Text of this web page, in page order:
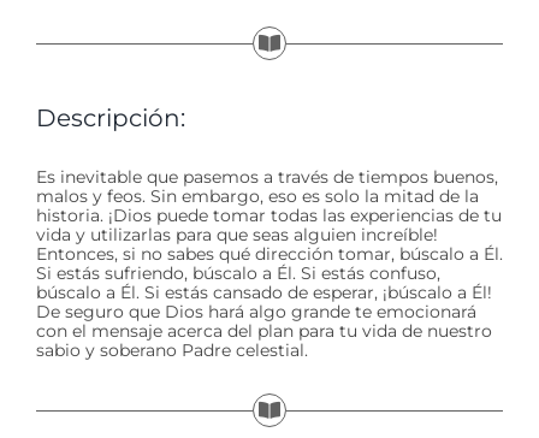
Descripción:
Es inevitable que pasemos a través de tiempos buenos,
malos y feos. Sin embargo, eso es solo la mitad de la
historia. ¡Dios puede tomar todas las experiencias de tu
vida y utilizarlas para que seas alguien increíble!
Entonces, si no sabes qué dirección tomar, búscalo a Él.
Si estás sufriendo, búscalo a Él. Si estás confuso,
búscalo a Él. Si estás cansado de esperar, ¡búscalo a Él!
De seguro que Dios hará algo grande te emocionará
con el mensaje acerca del plan para tu vida de nuestro
sabio y soberano Padre celestial.